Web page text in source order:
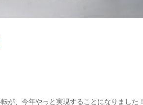
が、今年やっと実現することになりました！